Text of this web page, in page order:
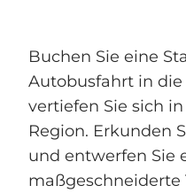
Buchen Sie eine
Autobusfahrt in die
vertiefen Sie sich
Region. Erkunden
und entwerfen Sie
maßgeschneiderte